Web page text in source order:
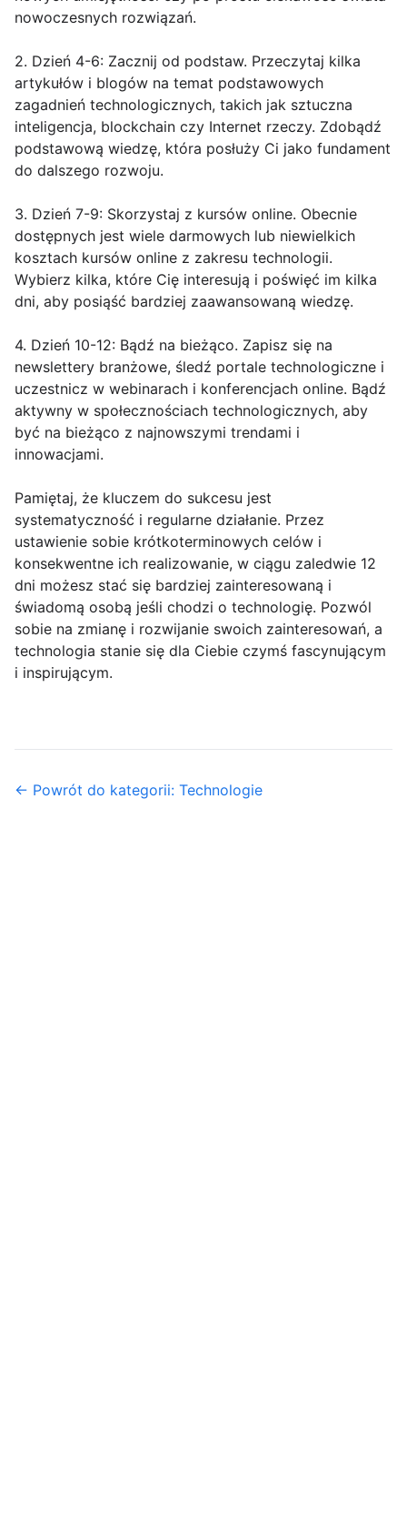
nowoczesnych rozwiązań.
2. Dzień 4-6: Zacznij od podstaw. Przeczytaj kilka
artykułów i blogów na temat podstawowych
zagadnień technologicznych, takich jak sztuczna
inteligencja, blockchain czy Internet rzeczy. Zdobądź
podstawową wiedzę, która posłuży Ci jako fundament
do dalszego rozwoju.
3. Dzień 7-9: Skorzystaj z kursów online. Obecnie
dostępnych jest wiele darmowych lub niewielkich
kosztach kursów online z zakresu technologii.
Wybierz kilka, które Cię interesują i poświęć im kilka
dni, aby posiąść bardziej zaawansowaną wiedzę.
4. Dzień 10-12: Bądź na bieżąco. Zapisz się na
newslettery branżowe, śledź portale technologiczne i
uczestnicz w webinarach i konferencjach online. Bądź
aktywny w społecznościach technologicznych, aby
być na bieżąco z najnowszymi trendami i
innowacjami.
Pamiętaj, że kluczem do sukcesu jest
systematyczność i regularne działanie. Przez
ustawienie sobie krótkoterminowych celów i
konsekwentne ich realizowanie, w ciągu zaledwie 12
dni możesz stać się bardziej zainteresowaną i
świadomą osobą jeśli chodzi o technologię. Pozwól
sobie na zmianę i rozwijanie swoich zainteresowań, a
technologia stanie się dla Ciebie czymś fascynującym
i inspirującym.
← Powrót do kategorii: Technologie